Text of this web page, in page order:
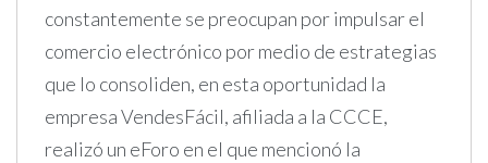
constantemente se preocupan por impulsar el
comercio electrónico por medio de estrategias
que lo consoliden, en esta oportunidad la
empresa VendesFácil, afiliada a la CCCE,
realizó un eForo en el que mencionó la